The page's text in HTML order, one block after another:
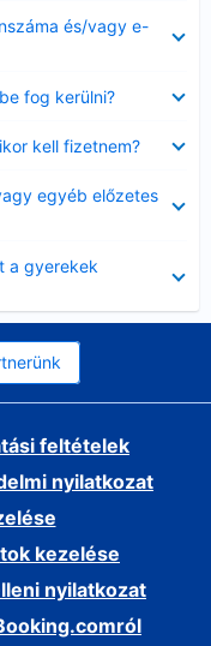
és/vagy e-
fog kerülni?
kell fizetnem?
egyéb előzetes
a gyerekek
feltételek
nyilatkozat
kezelése
nyilatkozat